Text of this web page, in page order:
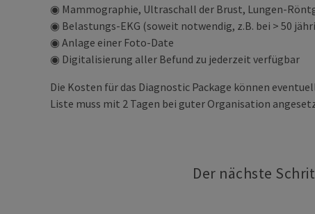
◉ Mammographie, Ultraschall der Brust, Lungen-
◉ Belastungs-EKG (soweit notwendig, z.B. bei > 50
◉ Anlage einer Foto-Date
◉ Digitalisierung aller Befund zu jederzeit verfügbar
Die Kosten für das Diagnostic Package können
Liste muss mit 2 Tagen bei guter Organisation
Der nächste